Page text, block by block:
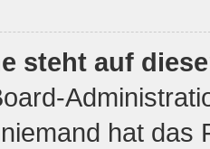
steht auf
hat das